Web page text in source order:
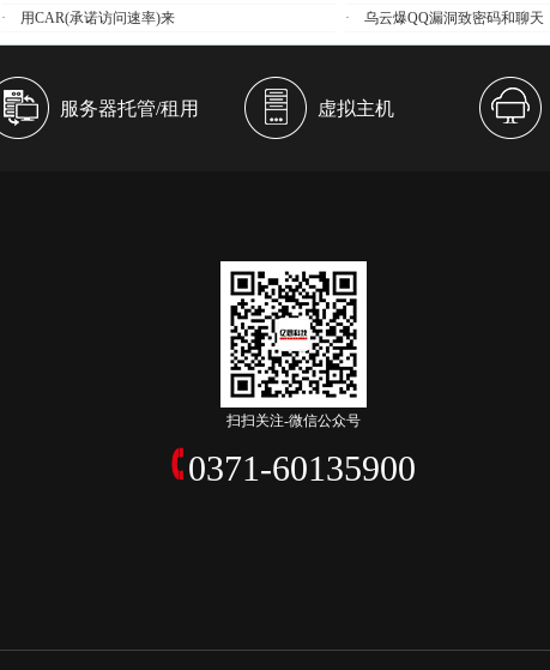
· 用CAR(承诺访问速率)来 ·乌云爆QQ漏洞致密码和聊天
服务器托管/租用 虚拟主机
扫扫关注-微信公众号
0371-60135900